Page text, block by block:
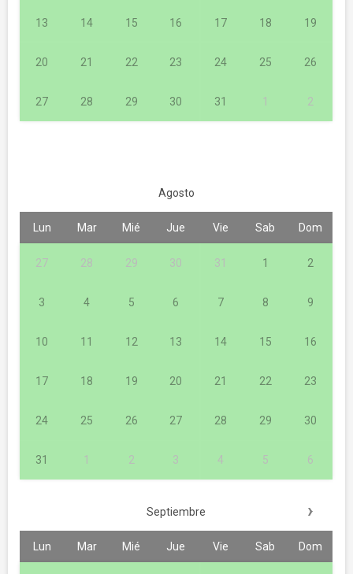
13 14 15 16 17 18 19
20 21 22 23 24 25 26
27 28 29 30 31 1 2
Agosto
Lun Mar Mié Jue Vie Sab Dom
27 28 29 30 31 1 2
3 4 5 6 7 8 9
10 11 12 13 14 15 16
17 18 19 20 21 22 23
24 25 26 27 28 29 30
31 1 2 3 4 5 6
Septiembre ›
Lun Mar Mié Jue Vie Sab Dom